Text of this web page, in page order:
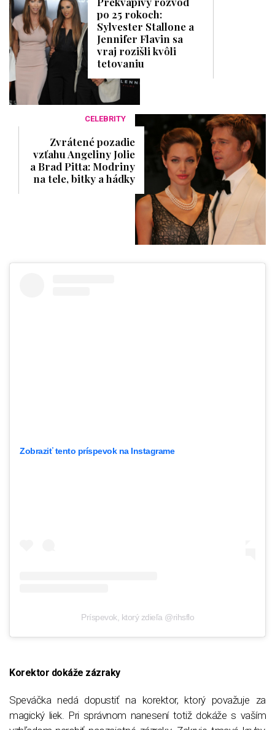
po 25 rokoch:
Sylvester Stallone a
Jennifer Flavin sa
vraj rozišli kvôli
tetovaniu
CELEBRITY
Zvrátené pozadie
vzťahu Angeliny Jolie
a Brad Pitta: Modriny
na tele, bitky a hádky
Zobraziť tento príspevok na Instagrame
Príspevok, ktorý zdieľa @rihsflo
Korektor dokáže zázraky
Speváčka nedá dopustiť na korektor, ktorý považuje za
magický liek. Pri správnom nanesení totiž dokáže s vaším